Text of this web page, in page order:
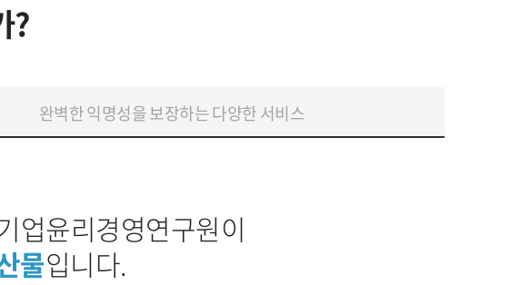
?
완벽한 익명성을 보장하는 다양한 서비스
업윤리경영연구원이
물입니다.